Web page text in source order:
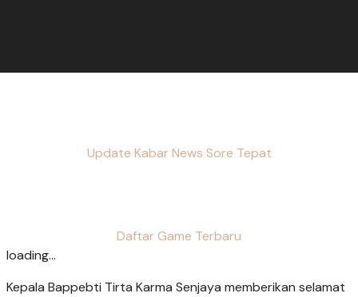
Update Kabar News Sore Tepat
Daftar Game Terbaru
loading...
Kepala Bappebti Tirta Karma Senjaya memberikan selamat